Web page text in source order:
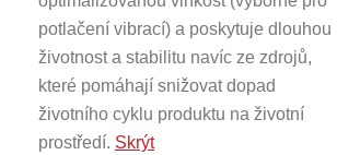
potlačení vibrací) a poskytuje dlouhou
životnost a stabilitu navíc ze zdrojů,
které pomáhají snižovat dopad
životního cyklu produktu na životní
prostředí. Skrýt